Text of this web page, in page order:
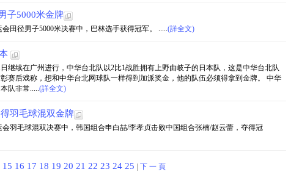
子5000米金牌
田径男子5000米决赛中，巴林选手获得冠军。 .....(詳全文)
继续在广州进行，中华台北队以2比1战胜拥有上野由岐子的日本队，这是中华台北队
赛后戏称，想和中华台北网球队一样得到加派奖金，他的队伍必须得拿到金牌。 中华
队非常.....(詳全文)
羽毛球混双金牌
羽毛球混双决赛中，韩国组合申白喆/李孝贞击败中国组合张楠/赵云蕾，夺得冠
15 16 17 18 19 20 21 22 23 24 25 下 一 頁